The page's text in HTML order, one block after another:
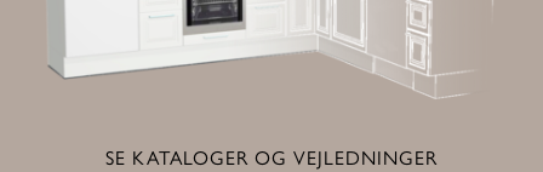
SE KATALOGER OG VEJLEDNINGER